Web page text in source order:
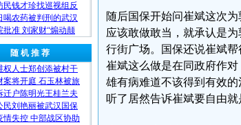
民钱才珍找巡视组反
喝农药被判刑的武汉
批准 刘家财“煽动颠
随 机 推 荐
权人士郑创添被村干
案将开庭 石玉林被旅
迁户陈明光王桂兰夫
民刘艳丽被武汉国保
情失控 中部战区协助
随后国保开始问崔斌这次
应该敢做敢当，就承认是
行街广场。国保还说崔斌
崔斌这么做是在同政府作
雄有病难道不该得到有效
听了居然告诉崔斌要自由就